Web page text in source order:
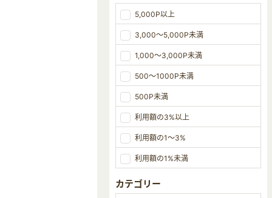
5,000P以上
3,000～5,000P未満
1,000～3,000P未満
500～1000P未満
500P未満
利用額の3%以上
利用額の1～3%
利用額の1%未満
カテゴリー